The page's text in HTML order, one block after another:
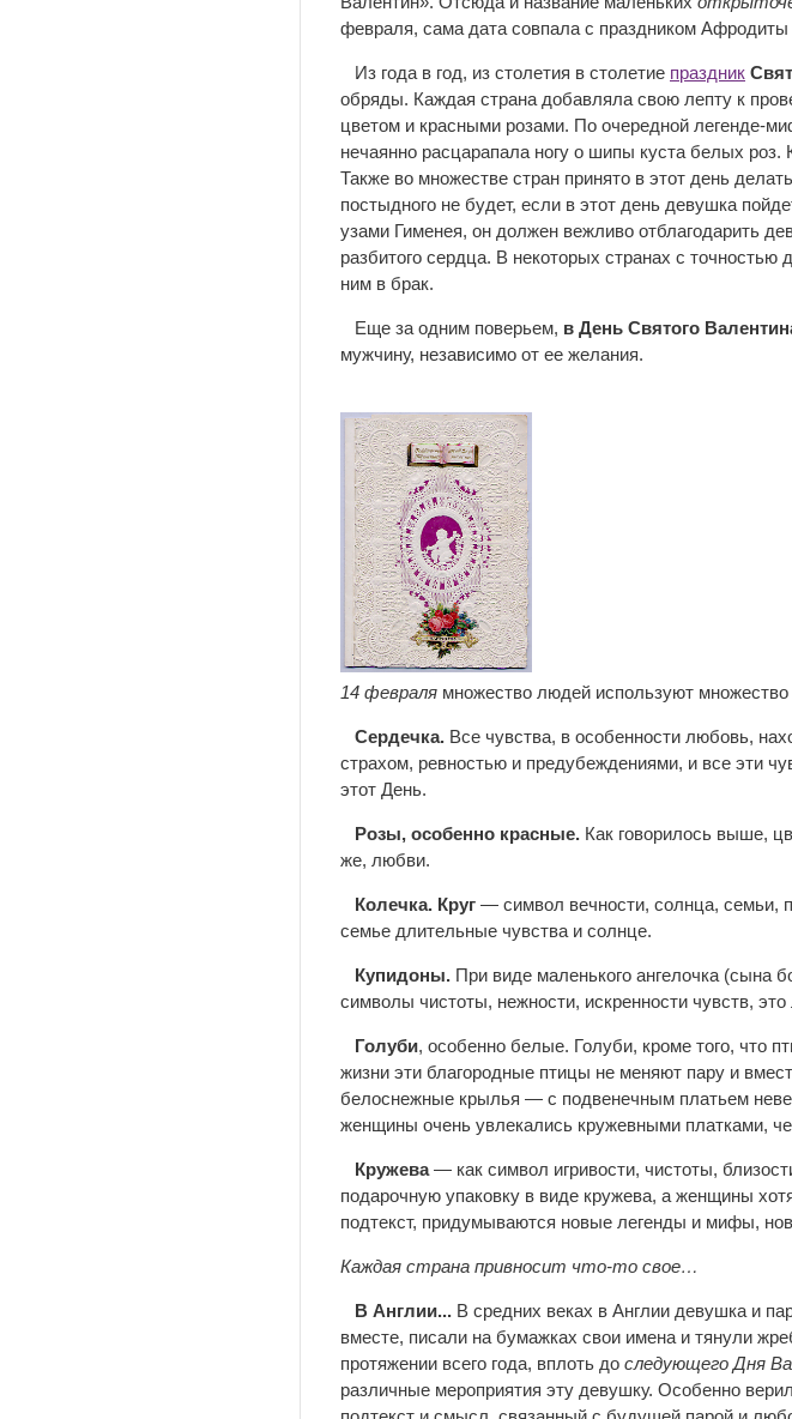
февраля, сама дата совпала с праздником
Из года в год, из столетия в столетие праздник
обряды. Каждая страна добавляла свою лепту к
цветом и красными розами. По очередной легенде-
нечаянно расцарапала ногу о шипы куста белых роз.
Также во множестве стран принято в этот день
постыдного не будет, если в этот день девушка
узами Гименея, он должен вежливо отблагодарить
разбитого сердца. В некоторых странах с
ним в брак.
Еще за одним поверьем, в День Святого
мужчину, независимо от ее желания.
14 февраля множество людей используют
Сердечка. Все чувства, в особенности любовь,
страхом, ревностью и предубеждениями, и все эти
этот День.
Розы, особенно красные. Как говорилось выше,
же, любви.
Колечка. Круг — символ вечности, солнца, семьи,
семье длительные чувства и солнце.
Купидоны. При виде маленького ангелочка (сына
символы чистоты, нежности, искренности чувств,
Голуби, особенно белые. Голуби, кроме того, что
жизни эти благородные птицы не меняют пару и
белоснежные крылья — с подвенечным платьем
женщины очень увлекались кружевными платками,
Кружева— как символ игривости, чистоты,
подарочную упаковку в виде кружева, а женщины
подтекст, придумываются новые легенды и мифы,
Каждая страна привносит что-то свое…
В Англии... В средних веках в Англии девушка и
вместе, писали на бумажках свои имена и тянули
протяжении всего года, вплоть до следующего Дня
различные мероприятия эту девушку. Особенно